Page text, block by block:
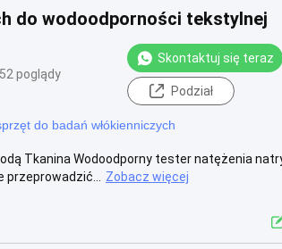
do wodoodporności tekstylnej
52 poglądy
Skontaktuj się teraz
Podział
do badań włókienniczych
Tkanina Wodoodporny tester natężenia
Zobacz więcej